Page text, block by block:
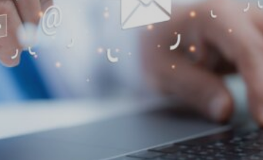
Explore our
services
Opportunities at